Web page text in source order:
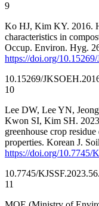
9
Ko HJ, Kim KY. 2016.
characteristics in
Occup. Environ. Hyg.
https://doi.org/
10.15269/
10
Lee DW, Lee YN,
Kwon SI, Kim SH.
greenhouse crop
properties. Korean J.
https://doi.org/10.7745/
10.7745/
11